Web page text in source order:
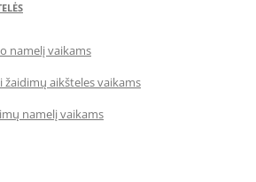
namelį vaikams
aikšteles vaikams
namelį vaikams